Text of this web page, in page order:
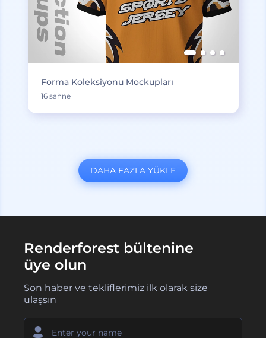
Forma Koleksiyonu Mockupları
16 sahne
DAHA FAZLA YÜKLE
Renderforest bültenine
üye olun
Son haber ve tekliflerimiz ilk olarak size
ulaşsın